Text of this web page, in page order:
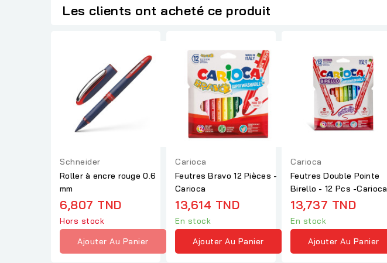
Les clients ont acheté ce produit
Schneider
Roller à encre rouge 0.6
mm
6,807 TND
Hors stock
Ajouter Au Panier
Carioca
Feutres Bravo 12 Pièces -
Carioca
13,614 TND
En stock
Ajouter Au Panier
Carioca
Feutres Double Pointe
Birello - 12 Pcs -Carioca
13,737 TND
En stock
Ajouter Au Panier